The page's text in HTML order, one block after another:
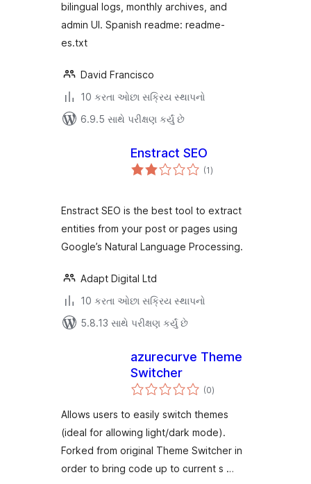
bilingual logs, monthly archives, and
admin UI. Spanish readme: readme-
es.txt
David Francisco
10 કરતા ઓછા સક્રિય સ્થાપનો
6.9.5 સાથે પરીક્ષણ કર્યું છે
Enstract SEO
(1કુલ
રેટિંગ્સ
)
Enstract SEO is the best tool to extract
entities from your post or pages using
Google’s Natural Language Processing.
Adapt Digital Ltd
10 કરતા ઓછા સક્રિય સ્થાપનો
5.8.13 સાથે પરીક્ષણ કર્યું છે
azurecurve Theme
Switcher
(0કુલ
રેટિંગ્સ
)
Allows users to easily switch themes
(ideal for allowing light/dark mode).
Forked from original Theme Switcher in
order to bring code up to current s …